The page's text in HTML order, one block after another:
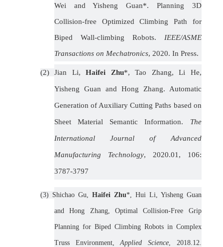
Wei and Yisheng Guan*. Planning 3D
Collision-free Optimized Climbing Path for
Biped Wall-climbing Robots. IEEE/ASME
Transactions on Mechatronics, 2020. In Press.
(2)Jian Li,Haifei Zhu*, Tao Zhang, Li He,
Yisheng Guan and Hong Zhang. Automatic
Generation of Auxiliary Cutting Paths based on
Sheet Material Semantic Information. The
International Journal of Advanced
Manufacturing Technology, 2020.01, 106:
3787-3797
(3) Shichao Gu, Haifei Zhu*, Hui Li, Yisheng Guan
and Hong Zhang, Optimal Collision-Free Grip
Planning for Biped Climbing Robots in Complex
Truss Environment,Applied Science, 2018.12.